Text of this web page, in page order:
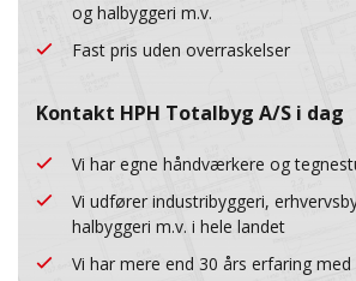
og halbyggeri m.v.
Fast pris uden overraskelser
Kontakt HPH Totalbyg A/S i dag
Vi har egne håndværkere og
Vi udfører industribyggeri,
halbyggeri m.v. i hele landet
Vi har mere end 30 års erfaring